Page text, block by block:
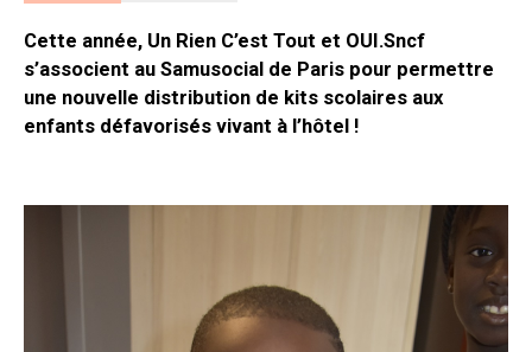
Cette année, Un Rien C’est Tout et OUI.Sncf
s’associent au Samusocial de Paris pour permettre
une nouvelle distribution de kits scolaires aux
enfants défavorisés vivant à l’hôtel !